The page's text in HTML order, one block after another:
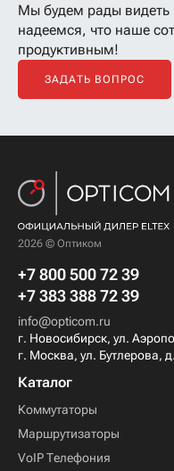
Мы будем рады видеть
надеемся, что наше
продуктивным!
ЗАДАТЬ ВОПРОС
2026 © Оптиком
+7 800 500 72 39
+7 383 388 72 39
info@opticom.ru
г. Новосибирск, ул.
г. Москва, ул. Бутлерова,
Каталог
Коммутаторы
Маршрутизаторы
VoIP Телефония